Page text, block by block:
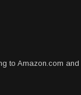
to Amazon.com and